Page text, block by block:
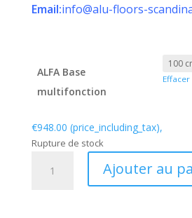
Email:info@alu-floors-
ALFA Base
multifonction
Effacer
€948.00 (price_including_tax),
Rupture de stock
Ajouter au